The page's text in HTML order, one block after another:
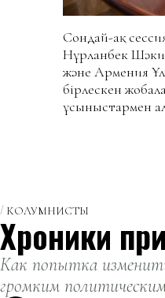
Сондай-ақ
Нұрланбек
және Армения
бірлескен
ұсыныстармен
КОЛУМНИСТЫ
Хроники
Как попытка
громким